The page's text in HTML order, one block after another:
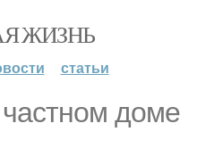
ЖИЗНЬ
статьи
доме